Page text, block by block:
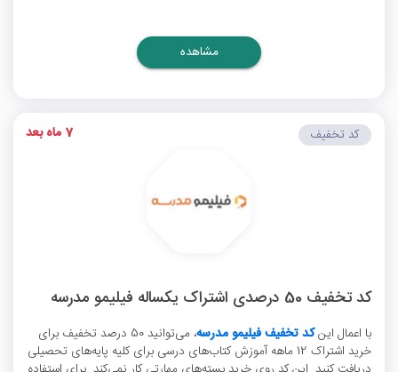
مشاهده
کد تخفیف 50 درصدی اشتراک یکساله فیلیمو مدرسه
با اعمال اینکد تخفیف فیلیمو مدرسه
، می‌توانید 50 درصد تخفیف برای
خرید اشتراک 12 ماهه آموزش کتاب‌های درسی برای کلیه پایه‌های تحصیلی
کد تخفیف 7 ماه بعد